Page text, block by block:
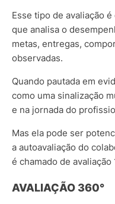
Esse tipo de avaliação
que analisa o
metas, entregas,
observadas.
Quando pautada em
como uma sinalização
e na jornada do
Mas ela pode ser
a autoavaliação do
é chamado de avaliação
AVALIAÇÃO 360°